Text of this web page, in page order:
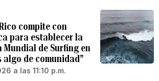
compite con
para establecer la
Mundial de Surfing en
algo de comunidad”
a las 11:10 p.m.